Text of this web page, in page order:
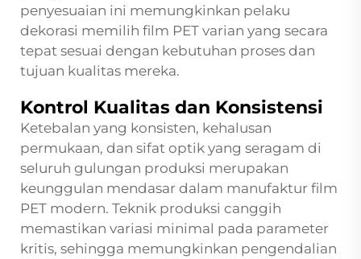
penyesuaian ini memungkinkan pelaku
dekorasi memilih film PET varian yang secara
tepat sesuai dengan kebutuhan proses dan
tujuan kualitas mereka.
Kontrol Kualitas dan Konsistensi
Ketebalan yang konsisten, kehalusan
permukaan, dan sifat optik yang seragam di
seluruh gulungan produksi merupakan
keunggulan mendasar dalam manufaktur film
PET modern. Teknik produksi canggih
memastikan variasi minimal pada parameter
kritis, sehingga memungkinkan pengendalian